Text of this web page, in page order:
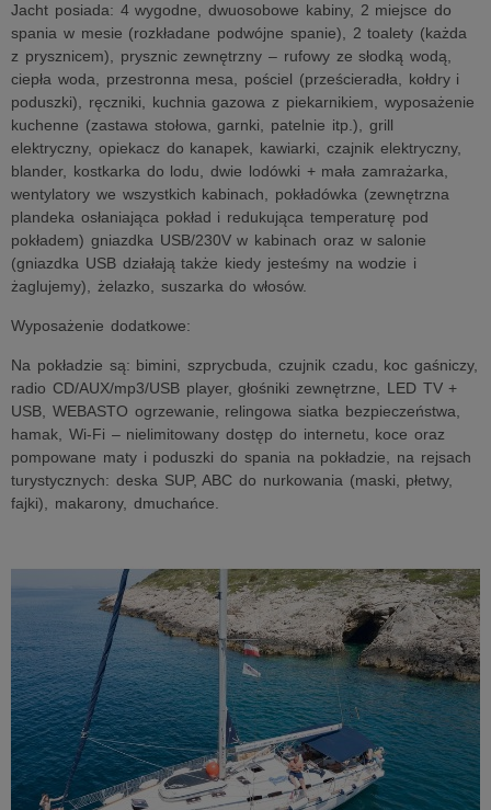
Jacht posiada: 4 wygodne, dwuosobowe kabiny, 2 miejsce do
spania w mesie (rozkładane podwójne spanie), 2 toalety (każda
z prysznicem), prysznic zewnętrzny – rufowy ze słodką wodą,
ciepła woda, przestronna mesa, pościel (prześcieradła, kołdry i
poduszki), ręczniki, kuchnia gazowa z piekarnikiem, wyposażenie
kuchenne (zastawa stołowa, garnki, patelnie itp.), grill
elektryczny, opiekacz do kanapek, kawiarki, czajnik elektryczny,
blander, kostkarka do lodu, dwie lodówki + mała zamrażarka,
wentylatory we wszystkich kabinach, pokładówka (zewnętrzna
plandeka osłaniająca pokład i redukująca temperaturę pod
pokładem) gniazdka USB/230V w kabinach oraz w salonie
(gniazdka USB działają także kiedy jesteśmy na wodzie i
żaglujemy), żelazko, suszarka do włosów.
Wyposażenie dodatkowe:
Na pokładzie są: bimini, szprycbuda, czujnik czadu, koc gaśniczy,
radio CD/AUX/mp3/USB player, głośniki zewnętrzne, LED TV +
USB, WEBASTO ogrzewanie, relingowa siatka bezpieczeństwa,
hamak, Wi-Fi – nielimitowany dostęp do internetu, koce oraz
pompowane maty i poduszki do spania na pokładzie, na rejsach
turystycznych: deska SUP, ABC do nurkowania (maski, płetwy,
fajki), makarony, dmuchańce.